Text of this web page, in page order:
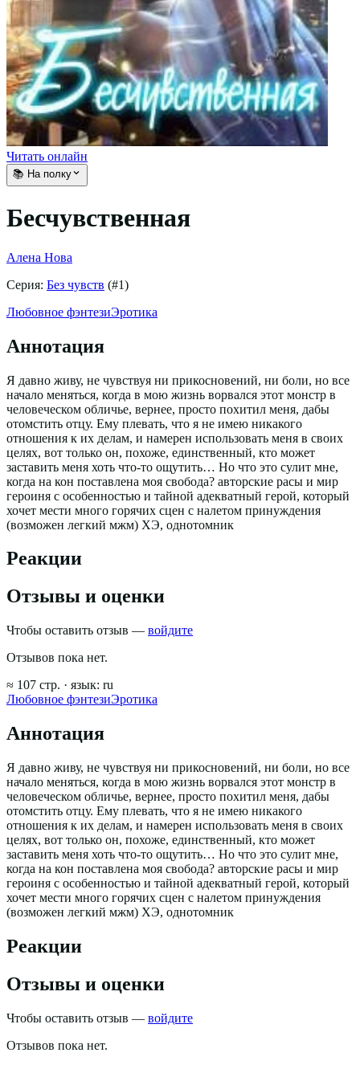
Читать онлайн
📚 На полку
Бесчувственная
Алена Нова
Серия: Без чувств (#1)
Любовное фэнтезиЭротика
Аннотация
Я давно живу, не чувствуя ни прикосновений, ни боли, но все
начало меняться, когда в мою жизнь ворвался этот монстр в
человеческом обличье, вернее, просто похитил меня, дабы
отомстить отцу. Ему плевать, что я не имею никакого
отношения к их делам, и намерен использовать меня в своих
целях, вот только он, похоже, единственный, кто может
заставить меня хоть что-то ощутить… Но что это сулит мне,
когда на кон поставлена моя свобода? авторские расы и мир
героиня с особенностью и тайной адекватный герой, который
хочет мести много горячих сцен с налетом принуждения
(возможен легкий мжм) ХЭ, однотомник
Реакции
Отзывы и оценки
Чтобы оставить отзыв — войдите
Отзывов пока нет.
≈ 107 стр. · язык: ru
Любовное фэнтезиЭротика
Аннотация
Я давно живу, не чувствуя ни прикосновений, ни боли, но все
начало меняться, когда в мою жизнь ворвался этот монстр в
человеческом обличье, вернее, просто похитил меня, дабы
отомстить отцу. Ему плевать, что я не имею никакого
отношения к их делам, и намерен использовать меня в своих
целях, вот только он, похоже, единственный, кто может
заставить меня хоть что-то ощутить… Но что это сулит мне,
когда на кон поставлена моя свобода? авторские расы и мир
героиня с особенностью и тайной адекватный герой, который
хочет мести много горячих сцен с налетом принуждения
(возможен легкий мжм) ХЭ, однотомник
Реакции
Отзывы и оценки
Чтобы оставить отзыв — войдите
Отзывов пока нет.